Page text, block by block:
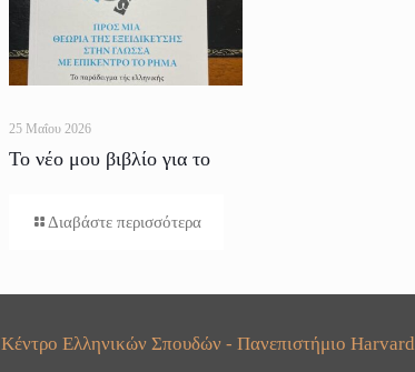
25 Μαΐου 2026
Το νέο μου βιβλίο για το
Διαβάστε περισσότερα
Κέντρο Ελληνικών Σπουδών - Πανεπιστήμιο Harvard